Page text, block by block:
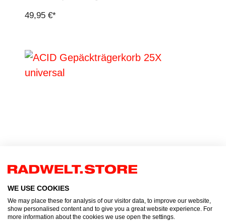
49,95 €*
ACID Gepäckträgerkorb 25X universal
19,95 €*
WE USE COOKIES
We may place these for analysis of our visitor data, to improve our website,
show personalised content and to give you a great website experience. For
more information about the cookies we use open the settings.